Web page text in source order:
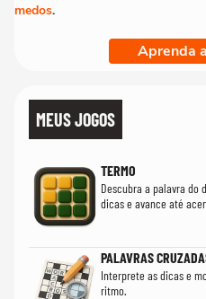
medos.
Aprenda
MEUS JOGOS
TERMO
Descubra a palavra do
dicas e avance até
PALAVRAS
Interprete as dicas e
ritmo.